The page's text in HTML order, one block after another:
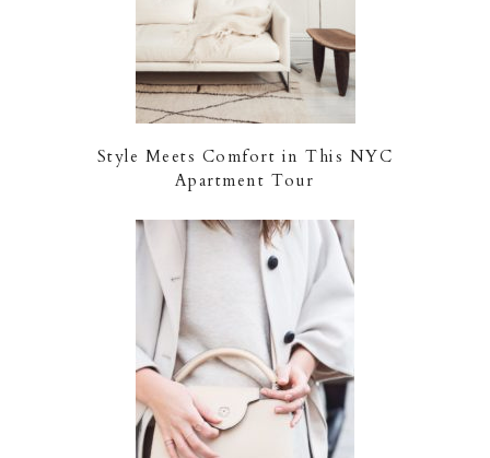
Style Meets Comfort in This NYC
Apartment Tour